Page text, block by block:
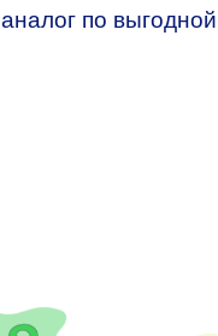
аналог по